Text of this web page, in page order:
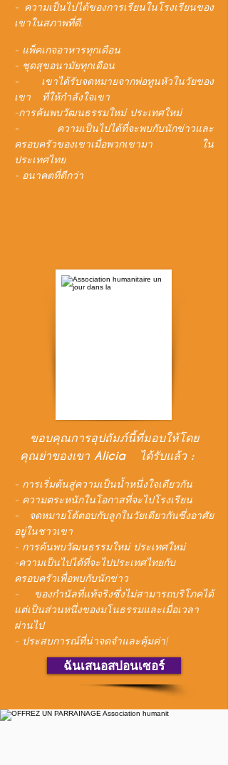
- ความเป็นไปได้ของการเรียนในโรงเรียนของ
เขาในสภาพที่ดี.
- แพ็คเกจอาหารทุกเดือน
- ชุดสุขอนามัยทุกเดือน
- เขาได้รับจดหมายจากพ่อทูนหัวในวัยของ
เขา
ที่ให้กำลังใจเขา
-การค้นพบวัฒนธรรมใหม่ ประเทศใหม่
- ความเป็นไปได้ที่จะพบกับนักข่าวและ
ครอบครัวของเขาเมื่อพวกเขามา
ใน
ประเทศไทย
- อนาคตที่ดีกว่า
ขอบคุณการอุปถัมภ์นี้ที่มอบให้โดย
คุณย่าของเขา Alicia
ได้รับแล้ว :
- การเริ่มต้นสู่ความเป็นน้ำหนึ่งใจเดียวกัน
- ความตระหนักในโอกาสที่จะไปโรงเรียน
- จดหมายโต้ตอบกับลูกในวัยเดียวกันซึ่งอาศัย
อยู่ในชาวเขา
- การค้นพบวัฒนธรรมใหม่ ประเทศใหม่
-ความเป็นไปได้ที่จะไปประเทศไทยกับ
ครอบครัวเพื่อพบกับนักข่าว
- ของกำนัลที่แท้จริงซึ่งไม่สามารถบริโภคได้
แต่เป็นส่วนหนึ่งของมโนธรรมและเมื่อเวลา
ผ่านไป
- ประสบการณ์ที่น่าจดจำและคุ้มค่า!
ฉันเสนอสปอนเซอร์